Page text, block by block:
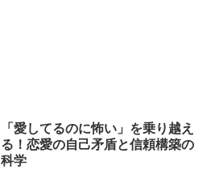
「愛してるのに怖い」を乗り越え
る！恋愛の自己矛盾と信頼構築の
科学